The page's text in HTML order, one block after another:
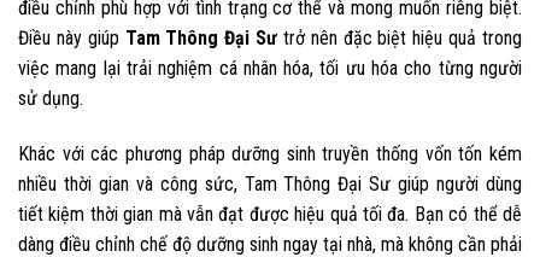
điều chỉnh phù hợp với tình trạng cơ thể và mong muốn riêng biệt.
Điều này giúp Tam Thông Đại Sư trở nên đặc biệt hiệu quả trong
việc mang lại trải nghiệm cá nhân hóa, tối ưu hóa cho từng người
sử dụng.
Khác với các phương pháp dưỡng sinh truyền thống vốn tốn kém
nhiều thời gian và công sức, Tam Thông Đại Sư giúp người dùng
tiết kiệm thời gian mà vẫn đạt được hiệu quả tối đa. Bạn có thể dễ
dàng điều chỉnh chế độ dưỡng sinh ngay tại nhà, mà không cần phải